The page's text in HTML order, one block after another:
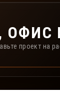
ОФИС
проект на